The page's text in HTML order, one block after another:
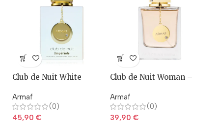
Club de Nuit White
Armaf
(0)
45,90 €
Club de Nuit Woman –
Armaf
(0)
39,90 €